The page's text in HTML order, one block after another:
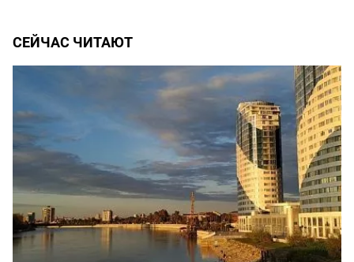
СЕЙЧАС ЧИТАЮТ